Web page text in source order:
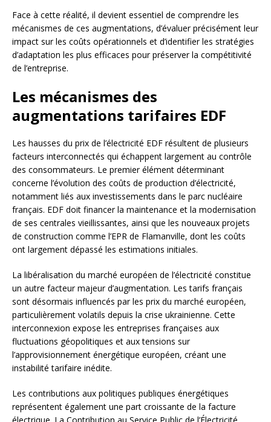
Face à cette réalité, il devient essentiel de comprendre les
mécanismes de ces augmentations, d’évaluer précisément leur
impact sur les coûts opérationnels et d’identifier les stratégies
d’adaptation les plus efficaces pour préserver la compétitivité
de l’entreprise.
Les mécanismes des
augmentations tarifaires EDF
Les hausses du prix de l’électricité EDF résultent de plusieurs
facteurs interconnectés qui échappent largement au contrôle
des consommateurs. Le premier élément déterminant
concerne l’évolution des coûts de production d’électricité,
notamment liés aux investissements dans le parc nucléaire
français. EDF doit financer la maintenance et la modernisation
de ses centrales vieillissantes, ainsi que les nouveaux projets
de construction comme l’EPR de Flamanville, dont les coûts
ont largement dépassé les estimations initiales.
La libéralisation du marché européen de l’électricité constitue
un autre facteur majeur d’augmentation. Les tarifs français
sont désormais influencés par les prix du marché européen,
particulièrement volatils depuis la crise ukrainienne. Cette
interconnexion expose les entreprises françaises aux
fluctuations géopolitiques et aux tensions sur
l’approvisionnement énergétique européen, créant une
instabilité tarifaire inédite.
Les contributions aux politiques publiques énergétiques
représentent également une part croissante de la facture
électrique. La Contribution au Service Public de l’Électricité